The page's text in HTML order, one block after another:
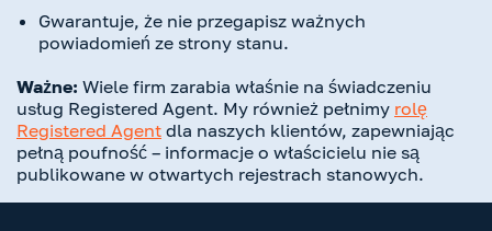
Gwarantuje, że nie przegapisz ważnych
powiadomień ze strony stanu.
Ważne: Wiele firm zarabia właśnie na świadczeniu
usług Registered Agent. My również pełnimy rolę
Registered Agent dla naszych klientów, zapewniając
pełną poufność – informacje o właścicielu nie są
publikowane w otwartych rejestrach stanowych.